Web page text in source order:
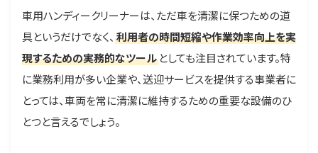
車用ハンディークリーナーは、ただ車を清潔に保つための道
具というだけでなく、 利用者の時間短縮や作業効率向上を実
現するための実務的なツール としても注目されています。特
に業務利用が多い企業や、送迎サービスを提供する事業者に
とっては、車両を常に清潔に維持するための重要な設備のひ
とつと言えるでしょう。